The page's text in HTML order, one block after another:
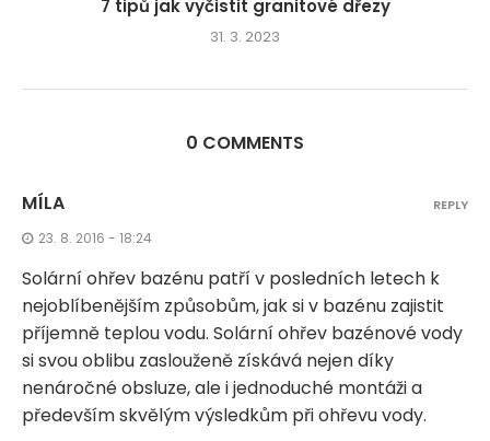
7 tipů jak vyčistit granitové dřezy
31. 3. 2023
0 COMMENTS
MÍLA
23. 8. 2016 - 18:24
Solární ohřev bazénu patří v posledních letech k
nejoblíbenějším způsobům, jak si v bazénu zajistit
příjemně teplou vodu. Solární ohřev bazénové vody
si svou oblibu zaslouženě získává nejen díky
nenáročné obsluze, ale i jednoduché montáži a
především skvělým výsledkům při ohřevu vody.
REPLY